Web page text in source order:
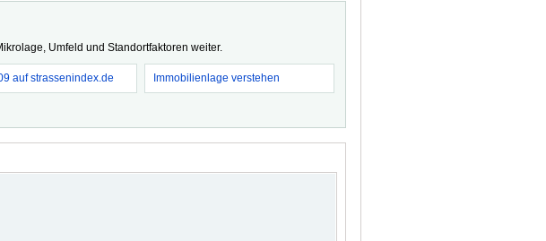
Umfeld und Standortfaktoren weiter.
auf strassenindex.de Immobilienlage verstehen